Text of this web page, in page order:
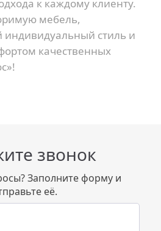
к каждому клиенту.
мебель,
индивидуальный стиль и
качественных
звонок
Заполните форму и
её.